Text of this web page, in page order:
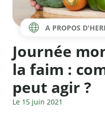
A PROPOS
Journée
la faim :
peut agir ?
Le 15 juin 2021